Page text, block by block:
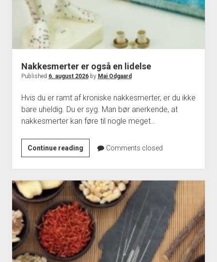
Nakkesmerter er også en lidelse
Published 6. august 2026by Mai Odgaard
Hvis du er ramt af kroniske nakkesmerter, er du ikke
bare uheldig. Du er syg. Man bør anerkende, at
nakkesmerter kan føre til nogle meget…
Continue readingNakkesmerter
er
også
en
lidelse
Comments closed